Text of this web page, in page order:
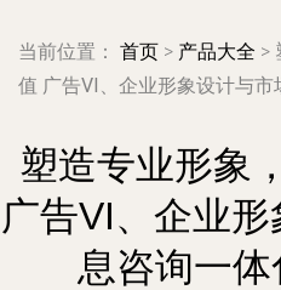
当前位置： 首页 > 产品大全 >
值 广告VI、企业形象设计与
塑造专业形象
广告VI、企业
息咨询一